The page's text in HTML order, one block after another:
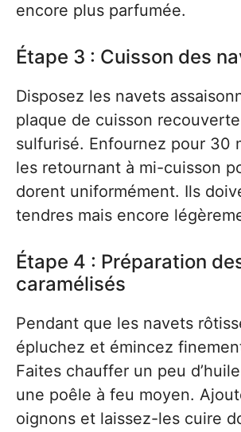
encore plus parfumée.
Étape 3 : Cuisson des
Disposez les navets
plaque de cuisson
sulfurisé. Enfournez pour 30
les retournant à mi-cuisson
dorent uniformément. Ils
tendres mais encore
Étape 4 : Préparation
caramélisés
Pendant que les navets
épluchez et émincez
Faites chauffer un peu
une poêle à feu moyen.
oignons et laissez-les cuire